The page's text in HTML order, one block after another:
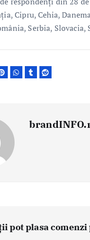
Cipru, Cehia,
Serbia,
pot plasa